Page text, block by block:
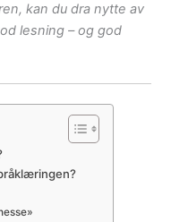
kan du dra nytte av
lesning – og god